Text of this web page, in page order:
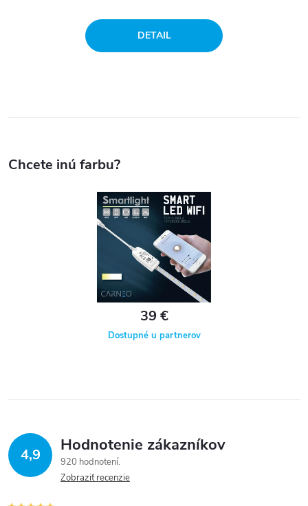
DETAIL
39 €
Dostupné u partnerov
4,9 Hodnotenie zákazníkov
920 hodnotení
Zobraziť recenzie